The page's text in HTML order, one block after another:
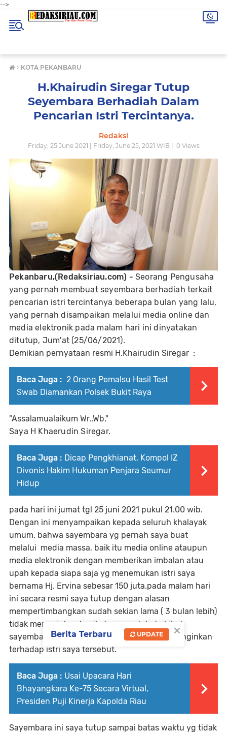
-->
› KOTA PEKANBARU
H.Khairudin Siregar Tutup
Seyembara Berhadiah Dalam
Pencarian Istri Tercintanya.
Redaksi
Friday, 25 June 2021 | Friday, June 25, 2021 WIB | 0Views
Pekanbaru,(Redaksiriau.com) - Seorang Pengusaha
yang pernah membuat seyembara berhadiah terkait
pencarian istri tercintanya beberapa bulan yang lalu,
yang pernah disampaikan melalui media online dan
media elektronik pada malam hari ini dinyatakan
ditutup, Jum'at (25/06/2021).
Demikian pernyataan resmi H.Khairudin Siregar :
Baca Juga : 2 Orang Pemalsu Hasil Test
Swab Diamankan Polsek Bukit Raya
"Assalamualaikum Wr..Wb."
Saya H Khaerudin Siregar.
Baca Juga : Dicap Pengkhianat, Kompol IZ
Divonis Hakim Hukuman Penjara Seumur
Hidup
pada hari ini jumat tgl 25 juni 2021 pukul 21.00 wib.
Dengan ini menyampaikan kepada seluruh khalayak
umum, bahwa sayembara yg pernah saya buat
melalui media massa, baik itu media online ataupun
media elektronik dengan memberikan imbalan atau
upah kepada siapa saja yg menemukan istri saya
bernama Hj. Ervina sebesar 150 juta.pada malam hari
ini secara resmi saya tutup dengan alasan
mempertimbangkan sudah sekian lama ( 3 bulan lebih)
tidak menunjukan hasil, dan saya takut akibat
sayembara itu terjadi sesuatu hal yg tidak di inginkan
terhadap istri saya tersebut.
Baca Juga : Usai Upacara Hari
Bhayangkara Ke-75 Secara Virtual,
Presiden Puji Kinerja Kapolda Riau
Sayembara ini saya tutup sampai batas waktu yg tidak
×
Berita Terbaru UPDATE